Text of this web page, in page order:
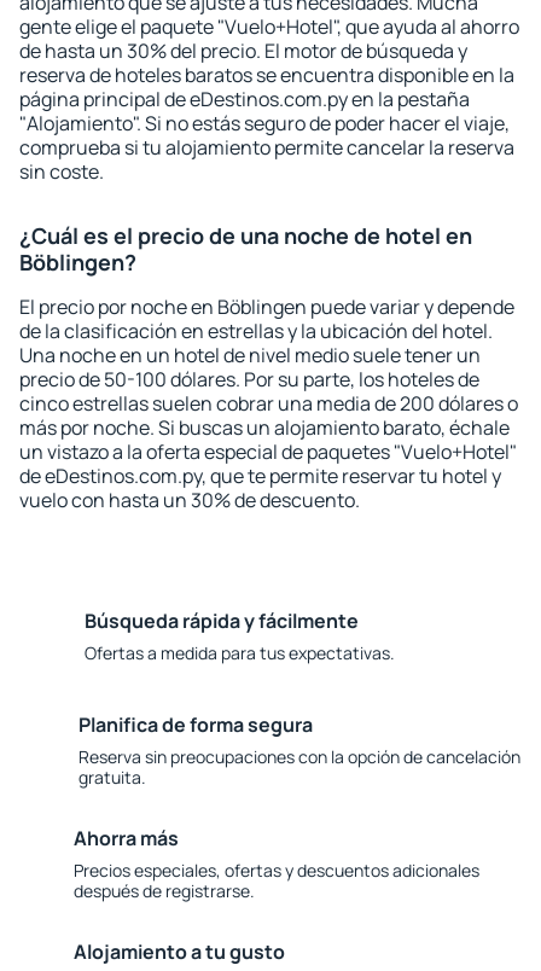
gente elige el paquete "Vuelo+Hotel", que ayuda al ahorro
de hasta un 30% del precio. El motor de búsqueda y
reserva de hoteles baratos se encuentra disponible en la
página principal de eDestinos.com.py en la pestaña
"Alojamiento". Si no estás seguro de poder hacer el viaje,
comprueba si tu alojamiento permite cancelar la reserva
sin coste.
¿Cuál es el precio de una noche de hotel en
Böblingen?
El precio por noche en Böblingen puede variar y depende
de la clasificación en estrellas y la ubicación del hotel.
Una noche en un hotel de nivel medio suele tener un
precio de 50-100 dólares. Por su parte, los hoteles de
cinco estrellas suelen cobrar una media de 200 dólares o
más por noche. Si buscas un alojamiento barato, échale
un vistazo a la oferta especial de paquetes "Vuelo+Hotel"
de eDestinos.com.py, que te permite reservar tu hotel y
vuelo con hasta un 30% de descuento.
Búsqueda rápida y fácilmente
Ofertas a medida para tus expectativas.
Planifica de forma segura
Reserva sin preocupaciones con la opción de cancelación
gratuita.
Ahorra más
Precios especiales, ofertas y descuentos adicionales
después de registrarse.
Alojamiento a tu gusto